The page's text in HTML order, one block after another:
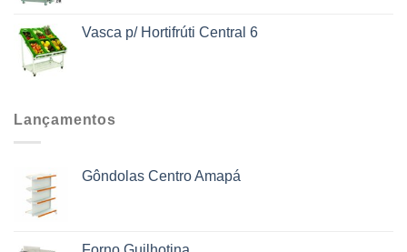
Vasca p/ Hortifrúti Central 6
Lançamentos
Gôndolas Centro Amapá